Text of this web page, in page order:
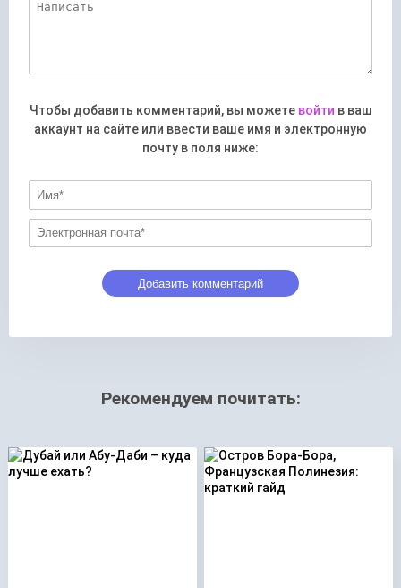
Чтобы добавить комментарий, вы можете войти в ваш
аккаунт на сайте или ввести ваше имя и электронную
почту в поля ниже:
Рекомендуем почитать: